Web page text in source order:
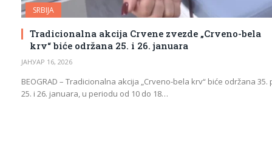
SRBIJA
Tradicionalna akcija Crvene zvezde „Crveno-bela
krv“ biće održana 25. i 26. januara
ЈАНУАР 16, 2026
BEOGRAD – Tradicionalna akcija „Crveno-bela krv“ biće održana 35.
25. i 26. januara, u periodu od 10 do 18…